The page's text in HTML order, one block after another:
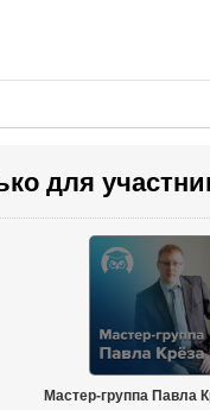
для
Мастер-группа Павла